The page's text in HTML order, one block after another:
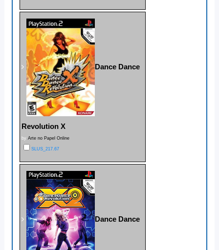
Dance Dance
Revolution X
by Arte no Papel Online
SLUS_217.67
Dance Dance